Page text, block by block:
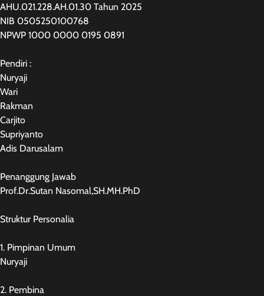
AHU.021.228.AH.01.30 Tahun 2025
NIB 0505250100768
NPWP 1000 0000 0195 0891
Pendiri :
Nuryaji
Wari
Rakman
Carjito
Supriyanto
Adis Darusalam
Penanggung Jawab
Prof.Dr.Sutan Nasomal,SH.MH.PhD
Struktur Personalia
1. Pimpinan Umum
Nuryaji
2. Pembina